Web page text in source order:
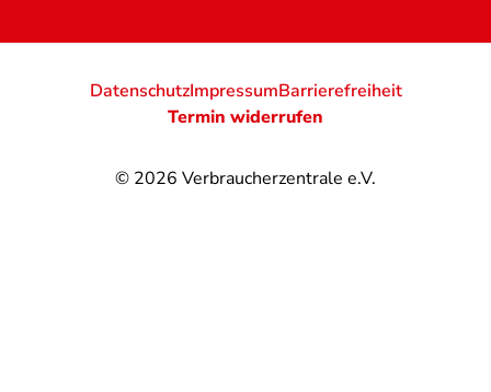
© 2026 Verbraucherzentrale e.V.
DatenschutzImpressumBarrierefreiheit
Termin widerrufen